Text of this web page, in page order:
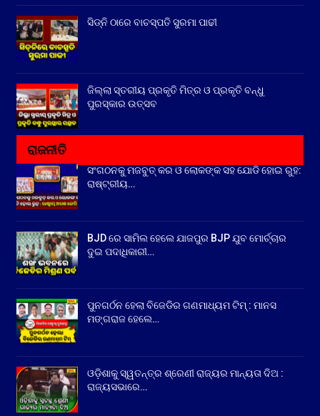
ସିଡ୍‌ନି ଠାରେ ବାଚସ୍ପତି ସୁରମା ପାଢୀ
ଜିଲ୍ଲା ସ୍ତରୀୟ ପ୍ରକୃତି ମିତ୍ର ଓ ପ୍ରକୃତି ବନ୍ଧୁ
ପୁରସ୍କାର ଉତ୍ସବ
ରାଜନୀତି
ସଂଗଠନକୁ ମଜବୁତ୍ କର ଓ ଲୋକଙ୍କ ସହ ଯୋଡି ହୋଇ ରୁହ:
ରାଷ୍ଟ୍ରୀୟ…
BJD ରେ ସାମିଲ ହେଲେ ଯାଜପୁର BJP ଯୁବ ମୋର୍ଚ୍ଚାର
ଦୁଇ ପଦାଧିକାରୀ…
ପୁନଗର୍ଠନ ହେଲା ବିଜେଡିର ଗଣମାଧ୍ୟମ ଟିମ୍ : ମାନସ
ମଙ୍ଗରାଜ ହେଲେ…
ଓଡ଼ିଶାକୁ ସ୍ୱତନ୍ତ୍ର ଶ୍ରେଣୀ ରାଜ୍ୟର ମାନ୍ୟତା ଦିଅ :
ରାଜ୍ୟସଭାରେ…